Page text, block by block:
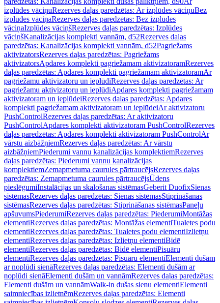
izplūdes vāciņuRezerves daļas paredzētas: Ar izplūdes vāciņuBez
izplūdes vāciņaRezerves daļas paredzētas: Bez izplūdes
vāciņaIzplūdes vāciņšRezerves daļas paredzētas: Izplūdes
vāciņšKanalizācijas komplekti vannām, d52Rezerves daļas
paredzētas: Kanalizācijas komplekti vannām, d52Pagriežams
aktivizatorsRezerves daļas paredzētas: Pagriežams
aktivizatorsApdares komplekti pagriežamam aktivizatoramRezerves
daļas paredzētas: Apdares komplekti pagriežamam aktivizatoramAr
pagriežamu aktivizatoru un ieplūdiRezerves daļas paredzētas: Ar
pagriežamu aktivizatoru un ieplūdiApdares komplekti pagriežamam
aktivizatoram un ieplūdeiRezerves daļas paredzētas: Apdares
komplekti pagriežamam aktivizatoram un ieplūdeiAr aktivizatoru
PushControlRezerves daļas paredzētas: Ar aktivizatoru
PushControlApdares komplekti aktivizatoram PushControlRezerves
daļas paredzētas: Apdares komplekti aktivizatoram PushControlAr
vārstu aizbāžņiemRezerves daļas paredzētas: Ar vārstu
aizbāžņiemPiederumi vannu kanalizācijas komplektiemRezerves
daļas paredzētas: Piederumi vannu kanalizācijas
komplektiemZemapmetuma caurules pārtraucējsRezerves daļas
paredzētas: Zemapmetuma caurules pārtraucējsŪdens
pieslēgumiInstalācijas un skalošanas sistēmasGeberit DuofixSienas
sistēmasRezerves daļas paredzētas: Sienas sistēmasStiprināšanas
sistēmasRezerves daļas paredzētas: Stiprināšanas sistēmasPaneļu
apšuvumsPiederumiRezerves daļas paredzētas: PiederumiMontāžas
elementiRezerves daļas paredzētas: Montāžas elementiTualetes podu
elementiRezerves daļas paredzētas: Tualetes podu elementiIzlietņu
elementiRezerves daļas paredzētas: Izlietņu elementiBidē
elementiRezerves daļas paredzētas: Bidē elementiPisuāru
elementiRezerves daļas paredzētas: Pisuāru elementiElementi dušām
ar noplūdi sienāRezerves daļas paredzētas: Elementi dušām ar
noplūdi sienāElementi dušām un vannāmRezerves daļas paredzētas:
Elementi dušām un vannāmWalk-in dušas sienu elementiElementi
saimniecības izlietnēmRezerves daļas paredzētas: Elementi